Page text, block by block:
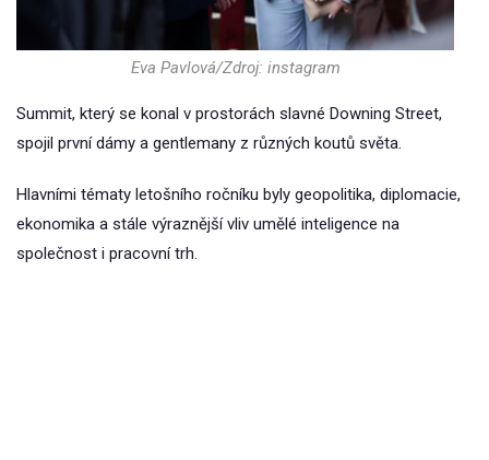
Eva Pavlová/Zdroj: instagram
Summit, který se konal v prostorách slavné Downing Street,
spojil první dámy a gentlemany z různých koutů světa.
Hlavními tématy letošního ročníku byly geopolitika, diplomacie,
ekonomika a stále výraznější vliv umělé inteligence na
společnost i pracovní trh.